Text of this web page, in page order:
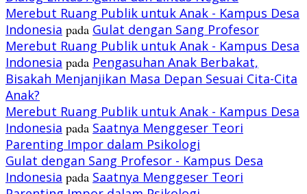
Merebut Ruang Publik untuk Anak - Kampus Desa
Indonesia pada Gulat dengan Sang Profesor
Merebut Ruang Publik untuk Anak - Kampus Desa
Indonesia pada Pengasuhan Anak Berbakat,
Bisakah Menjanjikan Masa Depan Sesuai Cita-Cita
Anak?
Merebut Ruang Publik untuk Anak - Kampus Desa
Indonesia pada Saatnya Menggeser Teori
Parenting Impor dalam Psikologi
Gulat dengan Sang Profesor - Kampus Desa
Indonesia pada Saatnya Menggeser Teori